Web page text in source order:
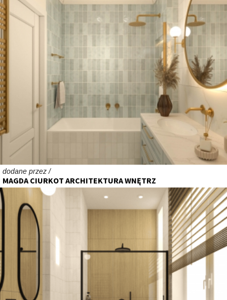
dodane przez /
MAGDA CIURKOT ARCHITEKTURA WNĘTRZ